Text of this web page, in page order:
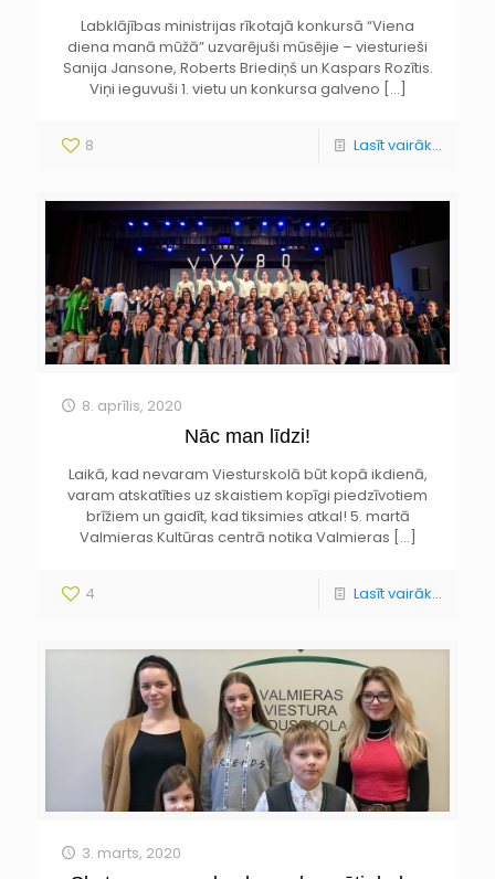
Labklājības ministrijas rīkotajā konkursā “Viena
diena manā mūžā” uzvarējuši mūsējie – viesturieši
Sanija Jansone, Roberts Briediņš un Kaspars Rozītis.
Viņi ieguvuši 1. vietu un konkursa galveno […]
8 Lasīt vairāk...
8. aprīlis, 2020
Nāc man līdzi!
Laikā, kad nevaram Viesturskolā būt kopā ikdienā,
varam atskatīties uz skaistiem kopīgi piedzīvotiem
brīžiem un gaidīt, kad tiksimies atkal! 5. martā
Valmieras Kultūras centrā notika Valmieras […]
4 Lasīt vairāk...
3. marts, 2020